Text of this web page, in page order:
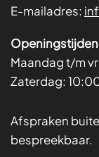
E-mailadres:
Openingstijden
Maandag t/m
Zaterdag:
Afspraken
bespreekbaar.